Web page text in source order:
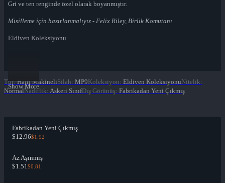
Gri ve ten renginde özel olarak boyanmıştır.
Misilleme için hazırlanmalıyız - Felix Riley, Birlik Komutanı
Eldiven Koleksiyonu
Show More
Tür: Hafif MakineliSilah: MP9Koleksiyon: Eldiven KoleksiyonuNitelik:
Normal Nadirlik: Askeri SınıfDış Görünüş: Fabrikadan Yeni Çıkmış
Fabrikadan Yeni Çıkmış
$12.96$1.92
Az Aşınmış
$1.51$0.81